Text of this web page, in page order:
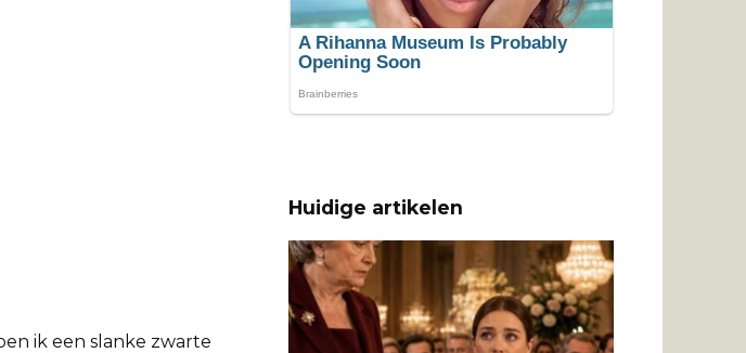
ik een slanke zwarte
Huidige artikelen